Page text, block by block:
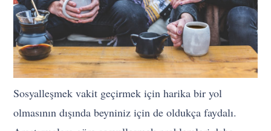
Sosyalleşmek vakit geçirmek için harika bir yol
olmasının dışında beyniniz için de oldukça faydalı.